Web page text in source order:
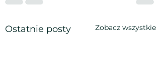
Ostatnie posty Zobacz wszystkie